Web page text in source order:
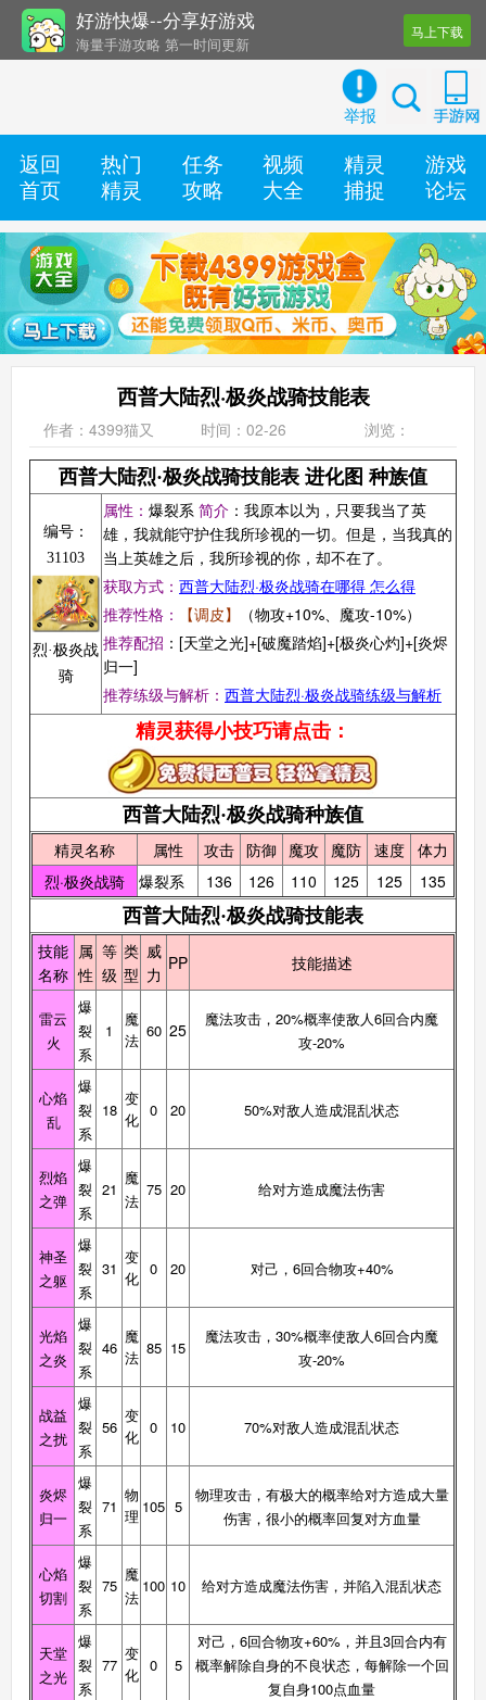
好游快爆--分享好游戏
海量手游攻略 第一时间更新
还有几十款实用辅助工具
马上下载
西普大陆手机版
举报
搜 手
返回
首页
热门
精灵
任务
攻略
视频
大全
精灵
捕捉
游戏
论坛
西普大陆烈·极炎战骑技能表
作者：4399猫又 时间：02-26 浏览：
西普大陆烈·极炎战骑技能表 进化图 种族值
编号：
31103
烈·极炎战
骑
属性： 爆裂系 简介 ：我原本以为，只要我当了英
雄，我就能守护住我所珍视的一切。但是，当我真的
当上英雄之后，我所珍视的你，却不在了。
获取方式： 西普大陆烈·极炎战骑在哪得 怎么得
推荐性格：
【调皮】
（物攻+10%、魔攻-10%）
推荐配招 ：[天堂之光]+[破魔踏焰]+[极炎心灼]+[炎烬
归一]
推荐练级与解析： 西普大陆烈·极炎战骑练级与解析
精灵获得小技巧请点击：
西普大陆烈·极炎战骑种族值
精灵名称
属性 攻击 防御 魔攻 魔防 速度
体力
烈·极炎战骑
爆裂系 136 126 110 125 125
135
西普大陆烈·极炎战骑技能表
技能
名称
属
性
等
级
类
型
威
力
PP 技能描述
雷云
火
爆
裂
系
1
魔
法 60 25
魔法攻击，20%概率使敌人6回合内魔
攻-20%
心焰
乱
爆
裂
系
18
变
化 0 20 50%对敌人造成混乱状态
烈焰
之弹
爆
裂
系
21
魔
法
75 20 给对方造成魔法伤害
神圣
之躯
爆
裂
系
31
变
化 0 20 对己，6回合物攻+40%
光焰
之炎
爆
裂
系
46
魔
法 85 15
魔法攻击，30%概率使敌人6回合内魔
攻-20%
战益
之扰
爆
裂
系
56
变
化 0 10 70%对敌人造成混乱状态
炎烬
归一
爆
裂
系
71
物
理 105 5
物理攻击，有极大的概率给对方造成大量
伤害，很小的概率回复对方血量
心焰
切割
爆
裂
系
75
魔
法
100 10 给对方造成魔法伤害，并陷入混乱状态
天堂
之光
爆
裂
系
77
变
化 0 5
对己，6回合物攻+60%，并且3回合内有
概率解除自身的不良状态，每解除一个回
复自身100点血量